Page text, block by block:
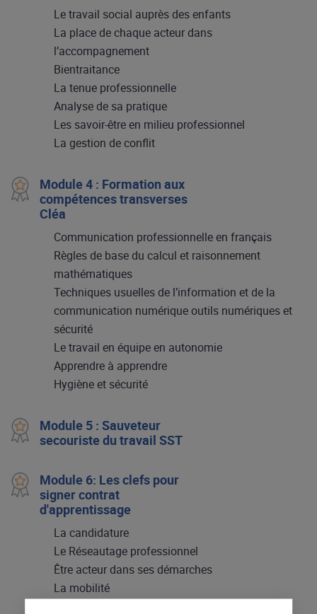
Le travail social auprès des enfants
La place de chaque acteur dans
l’accompagnement
Bientraitance
La tenue professionnelle
Analyse de sa pratique
Les savoir-être en milieu professionnel
La gestion de conflit
Module 4 : Formation aux
compétences transverses
Cléa
Communication professionnelle en français
Règles de base du calcul et raisonnement
mathématiques
Techniques usuelles de l’information et de la
communication numérique outils numériques et
sécurité
Le travail en équipe en autonomie
Apprendre à apprendre
Hygiène et sécurité
Module 5 : Sauveteur
secouriste du travail SST
Module 6: Les clefs pour
signer contrat
d'apprentissage
La candidature
Le Réseautage professionnel
Être acteur dans ses démarches
La mobilité